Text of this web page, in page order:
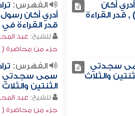
أكان
قدر القراءة
الفهرس:
أدري أكان
قدر القراءة
للشيخ: عبد
جزء من محاضرة (
سجدتي
والثلاث
الفهرس:
سمى سجدتي
الثنتين
للشيخ: عبد
جزء من محاضرة (